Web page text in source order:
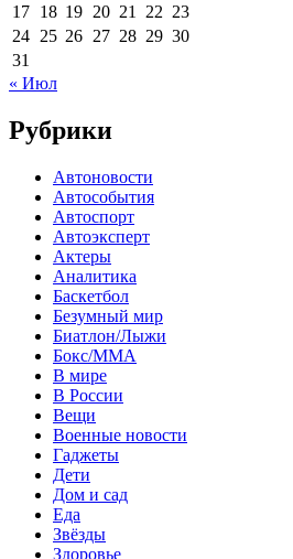
17 18 19 20 21 22 23
24 25 26 27 28 29 30
31
« Июл
Рубрики
Автоновости
Автособытия
Автоспорт
Автоэксперт
Актеры
Аналитика
Баскетбол
Безумный мир
Биатлон/Лыжи
Бокс/MMA
В мире
В России
Вещи
Военные новости
Гаджеты
Дети
Дом и сад
Еда
Звёзды
Здоровье